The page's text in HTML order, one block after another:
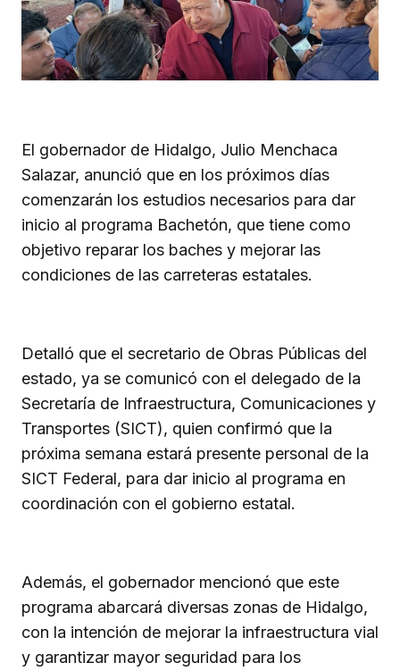
El gobernador de Hidalgo, Julio Menchaca
Salazar, anunció que en los próximos días
comenzarán los estudios necesarios para dar
inicio al programa Bachetón, que tiene como
objetivo reparar los baches y mejorar las
condiciones de las carreteras estatales.
Detalló que el secretario de Obras Públicas del
estado, ya se comunicó con el delegado de la
Secretaría de Infraestructura, Comunicaciones y
Transportes (SICT), quien confirmó que la
próxima semana estará presente personal de la
SICT Federal, para dar inicio al programa en
coordinación con el gobierno estatal.
Además, el gobernador mencionó que este
programa abarcará diversas zonas de Hidalgo,
con la intención de mejorar la infraestructura vial
y garantizar mayor seguridad para los